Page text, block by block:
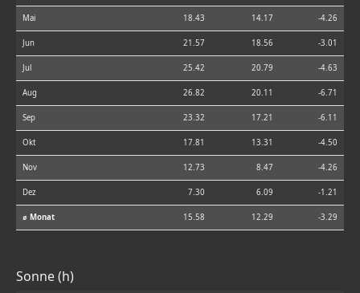
Mai 18.43 14.17 -4.26
Jun 21.57 18.56 -3.01
Jul 25.42 20.79 -4.63
Aug 26.82 20.11 -6.71
Sep 23.32 17.21 -6.11
Okt 17.81 13.31 -4.50
Nov 12.73 8.47 -4.26
Dez 7.30 6.09 -1.21
⌀ Monat 15.58 12.29 -3.29
Sonne (h)